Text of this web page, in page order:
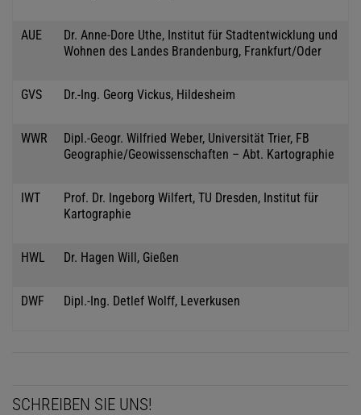
AUE
Dr. Anne-Dore Uthe, Institut für Stadtentwicklung und
Wohnen des Landes Brandenburg, Frankfurt/Oder
GVS Dr.-Ing. Georg Vickus, Hildesheim
WWR
Dipl.-Geogr. Wilfried Weber, Universität Trier, FB
Geographie/Geowissenschaften – Abt. Kartographie
IWT
Prof. Dr. Ingeborg Wilfert, TU Dresden, Institut für
Kartographie
HWL Dr. Hagen Will, Gießen
DWF Dipl.-Ing. Detlef Wolff, Leverkusen
SCHREIBEN SIE UNS!